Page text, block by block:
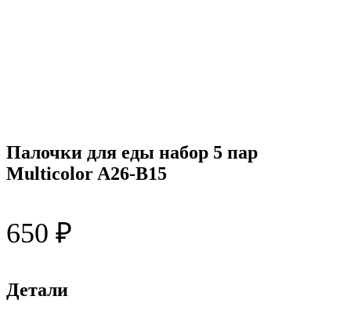
Палочки для еды набор 5 пар
Multicolor A26-B15
650 ₽
Детали